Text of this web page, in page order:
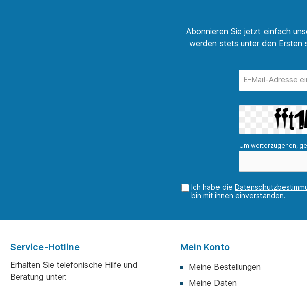
Abonnieren Sie jetzt einfach
werden stets unter den Ersten
Um weiterzugehen,
Ich habe die
bin mit ihnen einverstanden.
Service-Hotline
Erhalten Sie telefonische Hilfe und
Beratung unter:
Mein Konto
Meine Bestellungen
Meine Daten